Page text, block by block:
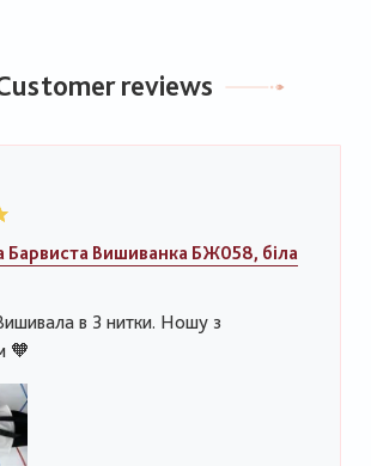
reviews
Барвиста Вишиванка БЖ058, біла
в 3 нитки. Ношу з
🧡